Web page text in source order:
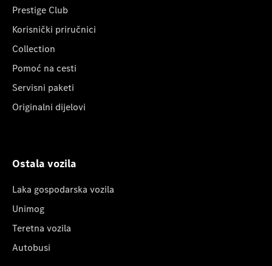
Prestige Club
Korisnički priručnici
Collection
Pomoć na cesti
Servisni paketi
Originalni dijelovi
Ostala vozila
Laka gospodarska vozila
Unimog
Teretna vozila
Autobusi